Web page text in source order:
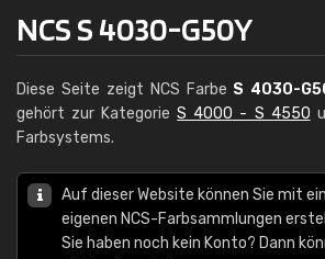
NCS S 4030-G50Y
Diese Seite zeigt NCS Farbe S 4030-
gehört zur KategorieS 4000 - S 4550
Farbsystems.
Auf dieser Website können Sie mit
eigenen NCS-Farbsammlungen
Sie haben noch kein Konto? Dann